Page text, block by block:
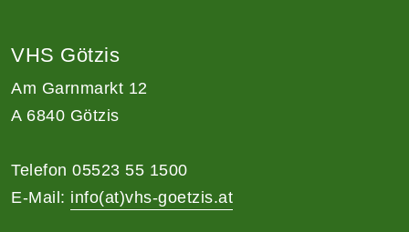
VHS Götzis
Am Garnmarkt 12
A 6840 Götzis
Telefon 05523 55 1500
E-Mail: info(at)vhs-goetzis.at